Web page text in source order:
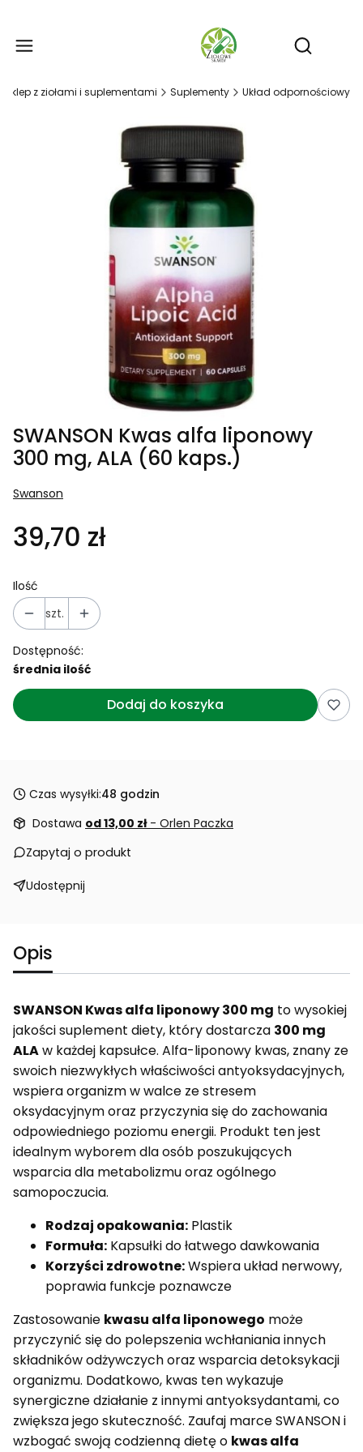
Otwórz
sklep z ziołami i suplementami Suplementy Układ odpornościowy
SWANSON Kwas alfa liponowy
300 mg, ALA (60 kaps.)
Swanson
39,70 zł
Ilość
szt.
Dostępność:
średnia ilość
Dodaj do koszyka
Czas wysyłki:48 godzin
Dostawa od 13,00 zł - Orlen Paczka
Zapytaj o produkt
Udostępnij
Opis
SWANSON Kwas alfa liponowy 300 mg to wysokiej
jakości suplement diety, który dostarcza 300 mg
ALAw każdej kapsułce. Alfa-liponowy kwas, znany ze
swoich niezwykłych właściwości antyoksydacyjnych,
wspiera organizm w walce ze stresem
oksydacyjnym oraz przyczynia się do zachowania
odpowiedniego poziomu energii. Produkt ten jest
idealnym wyborem dla osób poszukujących
wsparcia dla metabolizmu oraz ogólnego
samopoczucia.
Rodzaj opakowania: Plastik
Formuła: Kapsułki do łatwego dawkowania
Korzyści zdrowotne:Wspiera układ nerwowy,
poprawia funkcje poznawcze
Zastosowanie kwasu alfa liponowego może
przyczynić się do polepszenia wchłaniania innych
składników odżywczych oraz wsparcia detoksykacji
organizmu. Dodatkowo, kwas ten wykazuje
synergiczne działanie z innymi antyoksydantami, co
zwiększa jego skuteczność. Zaufaj marce SWANSON i
wzbogać swoją codzienną dietę o kwas alfa